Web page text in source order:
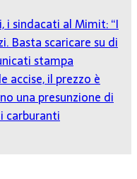
i sindacati al Mimit: “I
Basta scaricare su di
stampa
accise, il prezzo è
una presunzione di
carburanti